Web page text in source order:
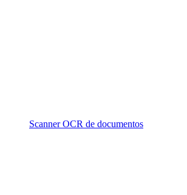
Scanner OCR de documentos